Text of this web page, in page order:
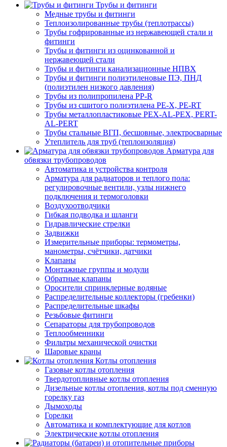
Трубы и фитинги
Медные трубы и фитинги
Теплоизолированные трубы (теплотрассы)
Трубы гофрированные из нержавеющей стали и
фитинги
Трубы и фитинги из оцинкованной и
нержавеющей стали
Трубы и фитинги канализационные НПВХ
Трубы и фитинги полиэтиленовые ПЭ, ПНД
(полиэтилен низкого давления)
Трубы из полипропилена PP-R
Трубы из сшитого полиэтилена PE-X, PE-RT
Трубы металлопластиковые PEX-AL-PEX, PERT-
AL-PERT
Трубы стальные ВГП, бесшовные, электросварные
Утеплитель для труб (теплоизоляция)
Арматура для
обвязки трубопроводов
Автоматика и устройства контроля
Арматура для радиаторов и теплого пола:
регулировочные вентили, узлы нижнего
подключения и термоголовки
Воздухоотводчики
Гибкая подводка и шланги
Гидравлические стрелки
Задвижки
Измерительные приборы: термометры,
манометры, счётчики, датчики
Клапаны
Монтажные группы и модули
Обратные клапаны
Оросители спринклерные водяные
Распределительные коллекторы (гребенки)
Распределительные шкафы
Резьбовые фитинги
Сепараторы для трубопроводов
Теплообменники
Фильтры механической очистки
Шаровые краны
Котлы отопления
Газовые котлы отопления
Твердотопливные котлы отопления
Дизельные котлы отопления, котлы под сменную
горелку газ
Дымоходы
Горелки
Автоматика и комплектующие для котлов
Электрические котлы отопления